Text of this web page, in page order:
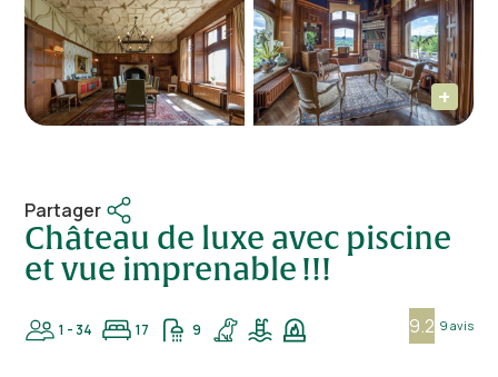
Partager
Château de luxe avec piscine
et vue imprenable !!!
1 - 34 17 9 9.2 9 avis